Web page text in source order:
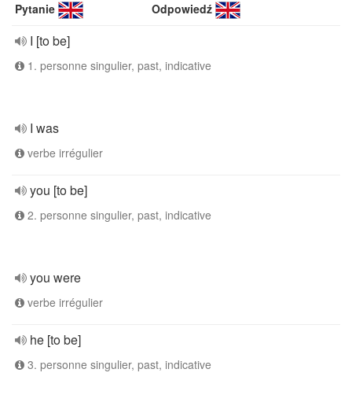
Pytanie Odpowiedź
I [to be]
1. personne singulier, past, indicative
I was
verbe irrégulier
you [to be]
2. personne singulier, past, indicative
you were
verbe irrégulier
he [to be]
3. personne singulier, past, indicative